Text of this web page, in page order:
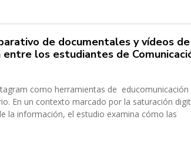
de documentales y vídeos de
los estudiantes de
En un contexto marcado por la saturación